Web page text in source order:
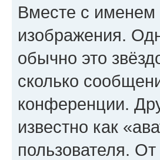
Вместе с именем
изображения.
обычно это
сколько
конференции.
известно как
пользователя.